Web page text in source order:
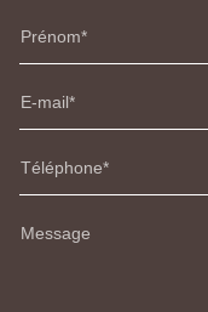
Prénom
E-mail
Téléphone
Message